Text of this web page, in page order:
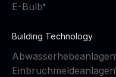
E-Bulb
Building Technology
Abwasserhebeanlagen
Einbruchmeldeanlagen